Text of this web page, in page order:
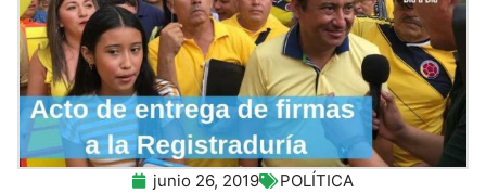
junio 26, 2019 POLÍTICA